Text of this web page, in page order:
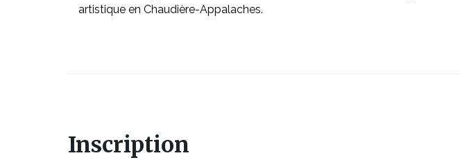
artistique en Chaudière-Appalaches.
s'ouvrira
dans
Inscription